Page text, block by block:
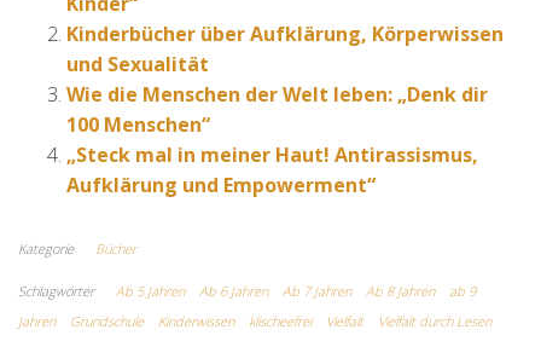
Kinderbücher über Aufklärung, Körperwissen
und Sexualität
Wie die Menschen der Welt leben: „Denk dir
100 Menschen“
„Steck mal in meiner Haut! Antirassismus,
Aufklärung und Empowerment“
Kategorie Bücher
Schlagwörter Ab 5 Jahren Ab 6 Jahren Ab 7 Jahren Ab 8 Jahren
ab 9
Jahren
Grundschule Kinderwissen klischeefrei Vielfalt Vielfalt durch Lesen